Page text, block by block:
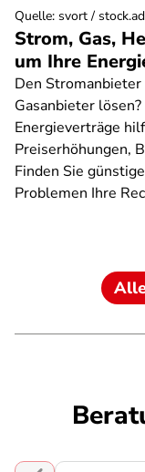
Strom, Gas,
um Ihre
Den
Gasanbieter
Energieverträge
Preiserhöhungen,
Finden Sie
Problemen Ihre
Quelle: svort /